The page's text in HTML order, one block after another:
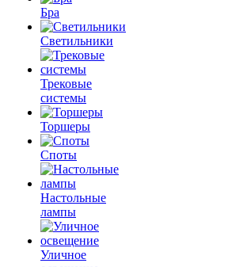
Бра
Светильники
Трековые
системы
Торшеры
Споты
Настольные
лампы
Уличное